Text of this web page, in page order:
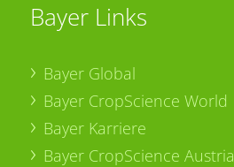
Bayer Links
Bayer Global
Bayer CropScience World
Bayer Karriere
Bayer CropScience Austria